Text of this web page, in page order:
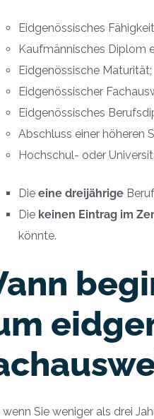
Eidgenössisches
Kaufmännisches Diplom
Eidgenössische Maturität;
Eidgenössischer
Eidgenössisches
Abschluss einer höheren
Hochschul- oder
Die eine dreijährige
Die keinen Eintrag im
könnte.
Sie weniger als drei